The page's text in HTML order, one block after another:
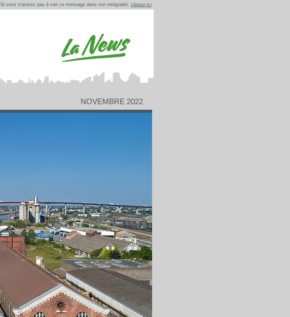
Si vous n'arrivez pas à voir ce message dans son intégralité, cliquez-ici
NOVEMBRE 2022